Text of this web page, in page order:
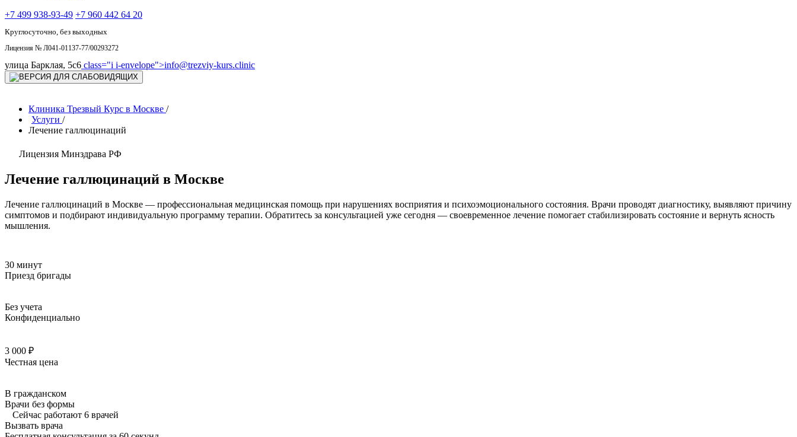
+7 499 938-93-49 +7 960 442 64 20
Круглосуточно, без выходных
Лицензия № Л041-01137-77/00293272
улица Барклая, 5с6 class="i i-envelope">info@trezviy-kurs.clinic
Клиника Трезвый Курс в Москве /
Услуги /
Лечение галлюцинаций
Лицензия Минздрава РФ
Лечение галлюцинаций в Москве
Лечение галлюцинаций в Москве — профессиональная медицинская помощь при нарушениях восприятия и психоэмоционального состояния. Врачи проводят диагностику, выявляют причину
симптомов и подбирают индивидуальную программу терапии. Обратитесь за консультацией уже сегодня — своевременное лечение помогает стабилизировать состояние и вернуть ясность
мышления.
30 минут
Приезд бригады
Без учета
Конфиденциально
3 000 ₽
Честная цена
В гражданском
Врачи без формы
Сейчас работают 6 врачей
Вызвать врача